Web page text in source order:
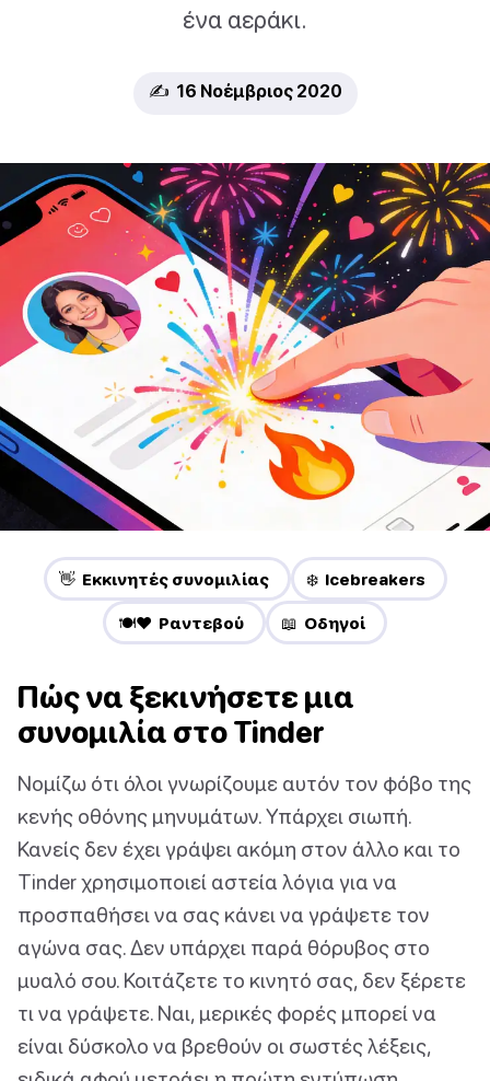
ένα αεράκι.
✍️ 16 Νοέμβριος 2020
👋 Εκκινητές συνομιλίας ❄️ Icebreakers
🍽️❤️ Ραντεβού 📖 Οδηγοί
Πώς να ξεκινήσετε μια
συνομιλία στο Tinder
Νομίζω ότι όλοι γνωρίζουμε αυτόν τον φόβο της
κενής οθόνης μηνυμάτων. Υπάρχει σιωπή.
Κανείς δεν έχει γράψει ακόμη στον άλλο και το
Tinder χρησιμοποιεί αστεία λόγια για να
προσπαθήσει να σας κάνει να γράψετε τον
αγώνα σας. Δεν υπάρχει παρά θόρυβος στο
μυαλό σου. Κοιτάζετε το κινητό σας, δεν ξέρετε
τι να γράψετε. Ναι, μερικές φορές μπορεί να
είναι δύσκολο να βρεθούν οι σωστές λέξεις,